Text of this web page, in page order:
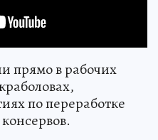
прямо в рабочих
по переработке